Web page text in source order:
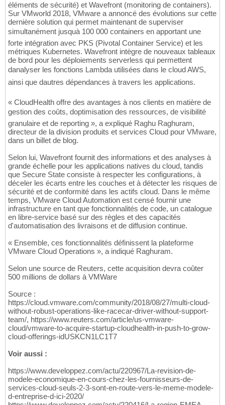
éléments de sécurité) et Wavefront (monitoring de containers).
Sur VMworld 2018, VMware a annoncé des évolutions sur cette
dernière solution qui permet maintenant de superviser
simultanément jusquà 100 000 containers en apportant une
forte intégration avec PKS (Pivotal Container Service) et les
métriques Kubernetes. Wavefront intègre de nouveaux tableaux
de bord pour les déploiements serverless qui permettent
danalyser les fonctions Lambda utilisées dans le cloud AWS,
ainsi que dautres dépendances à travers les applications.
« CloudHealth offre des avantages à nos clients en matière de
gestion des coûts, doptimisation des ressources, de visibilité
granulaire et de reporting », a expliqué Raghu Raghuram,
directeur de la division produits et services Cloud pour VMware,
dans un billet de blog.
Selon lui, Wavefront fournit des informations et des analyses à
grande échelle pour les applications natives du cloud, tandis
que Secure State consiste à respecter les configurations, à
déceler les écarts entre les couches et à détecter les risques de
sécurité et de conformité dans les actifs cloud. Dans le même
temps, VMware Cloud Automation est censé fournir une
infrastructure en tant que fonctionnalités de code, un catalogue
en libre-service basé sur des règles et des capacités
d'automatisation des livraisons et de diffusion continue.
« Ensemble, ces fonctionnalités définissent la plateforme
VMware Cloud Operations », a indiqué Raghuram.
Selon une source de Reuters, cette acquisition devra coûter
500 millions de dollars à VMWare
Source :
https://cloud.vmware.com/community/2018/08/27/multi-cloud-
without-robust-operations-like-racecar-driver-without-support-
team/, https://www.reuters.com/article/us-vmware-
cloud/vmware-to-acquire-startup-cloudhealth-in-push-to-grow-
cloud-offerings-idUSKCN1LC1T7
Voir aussi :
https://www.developpez.com/actu/220967/La-revision-de-
modele-economique-en-cours-chez-les-fournisseurs-de-
services-cloud-seuls-2-3-sont-en-route-vers-le-meme-modele-
d-entreprise-d-ici-2020/